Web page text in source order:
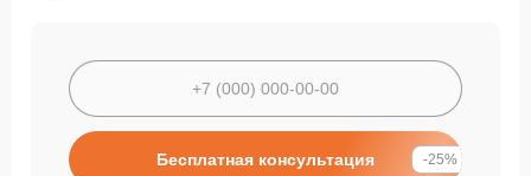
Бесплатная консультация -25%